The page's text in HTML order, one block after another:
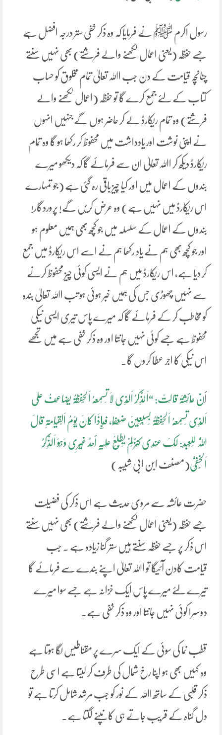
رسول اکرم ﷺ نے فرمایا کہ وہ ذکر خفی ستر درجہ افضل ہے
جسے حفظہ (یعنی اعمال لکھنے والے فرشتے) بھی نہیں سنتے
چنانچہ قیامت کے دن جب اﷲ تعالیٰ تمام مخلوق کو حساب
کتاب کے لئے جمع کرے گا تو حفظہ (اعمال لکھنے والے
فرشتے) وہ تمام ریکارڈ لے کر حاضر ہوں گے جنہیں انہوں
نے اپنی نوشت اور یادداشت میں محفوظ کر رکھا ہو گا وہ تمام
ریکارڈ دیکھ کر اﷲ تعالیٰ ان سے فرمائے گا کہ دیکھو میرے
بندوں کے اعمال میں اور کیا چیز باقی رہ گئی ہے (جو تمہارے
اس ریکارڈ میں نہیں ہے) وہ عرض کریں گے! پروردگار!
بندوں کے اعمال کے سلسلہ میں جو کچھ بھی ہمیں معلوم ہو
اور جو کچھ بھی ہم نے یاد رکھا ہم نے اسے اس ریکارڈ میں جمع
کر دیا ہے، اس ریکارڈ میں ہم نے ایسی کوئی چیز محفوظ کرنے
سے نہیں چھوڑی جس کی ہمیں خبر ہوئی ہو تب اﷲ تعالیٰ بندہ
کو مخاطب کر کے فرمائے گا کہ میرے پاس تیری ایسی نیکی
محفوظ ہے جسے کوئی نہیں جانتا اور وہ ذکر خفی ہے میں تجھے
اس نیکی کا اجر عطا کروں گا۔
أَنَّ عَائِشَۃَ قَالَتْ: “اَلذِّکْرُ اَلَّذِی لَا تَسْمَعُہُ اَلْحَفَظَۃُ یُضَاعَفُ عَلَی
اَلَّذِی تَسْمَعُہُ اَلْحَفَظَۃُ بِسَبْعِینَ ضِعْفًا، فَإِذَا کَانَ یَوْمُ اَلْقِیَامَۃِ قَالَ
اَللَّہُ لِلْعَبْدِ: لَکَ عِنْدِی کَنْزٌ لَمْ یَطَّلِعْ عَلَیْہِ أَحَدٌ غَیْرِی وَہُوَ اَلذِّکْرُ
اَلْخَفِیُّ(مصنف ابن ابی شیبہ)
حضرت عائشہ سے مروی حدیث ہے اس ذکر کی فضیلت
جسے حفظہ (یعنی اعمال لکھنے والے فرشتے) بھی نہیں سنتے
اس ذکر پر جسے حفظہ سنتے ہیں ستر گنا زیادہ ہے ۔ جب
قیامت کادن آئیگا تو اﷲ تعالیٰ اپنے بندے سے فرمائے گا
تیرے لئے میرے پاس ایک خزانہ ہے جسے سوا میرے
دوسرا کوئی نہیں جانتا اور وہ ذکر خفی ہے۔
قطب نما کی سوئی کے ایک سرے پر مقناطیس لگا ہوتا ہے
وہ کہیں بھی ہو اپنا رخ شمال کی طرف کر لیتا ہے اسی طرح
ذکر قلبی کے ساتھ اﷲ کے نور کو جب مرشد شامل کرتا ہے تو
دل گناہ کے قریب جاتے ہی کانپنے لگتا ہے۔